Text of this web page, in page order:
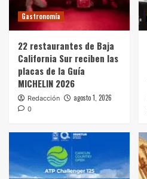
Gastronomía
22 restaurantes de Baja
California Sur reciben las
placas de la Guía
MICHELIN 2026
Redacción agosto 1, 2026
0